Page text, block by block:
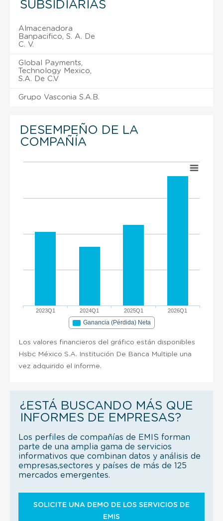
SUBSIDIARIAS
Almacenadora
Banpacifico, S. A. De
C. V.
Global Payments,
Technology Mexico,
S.A. De C.V
Grupo Vasconia S.A.B.
DESEMPEÑO DE LA
COMPAÑÍA
2023Q1 2024Q1 2025Q1 2026Q1
Ganancia (Pérdida) Neta
Los valores financieros del gráfico están disponibles
Hsbc México S.A. Institución De Banca Multiple una
vez adquirido el informe.
¿ESTÁ BUSCANDO MÁS QUE
INFORMES DE EMPRESAS?
Los perfiles de compañías de EMIS forman
parte de una amplia gama de servicios
informativos que combinan datos y análisis de
empresas,sectores y países de más de 125
mercados emergentes.
SOLICITE UNA DEMO DE LOS SERVICIOS DE
EMIS